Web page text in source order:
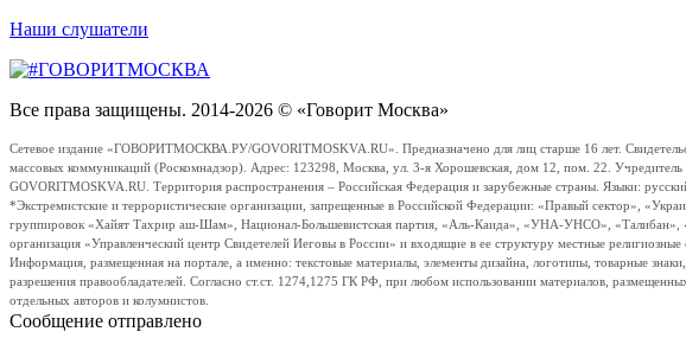
Наши слушатели
Все права защищены. 2014-2026 © «Говорит Москва»
Сетевое издание «ГОВОРИТМОСКВА.РУ/GOVORITMOSKVA.RU». Предназначено для лиц старше 16 лет.
массовых коммуникаций (Роскомнадзор). Адрес: 123298, Москва, ул. 3-я Хорошевская, дом 12, пом. 22.
GOVORITMOSKVA.RU. Территория распространения – Российская Федерация и зарубежные страны. Языки:
*Экстремистские и террористические организации, запрещенные в Российской Федерации: «Правый сектор»,
группировок «Хайят Тахрир аш-Шам», Национал-Большевистская партия, «Аль-Каида», «УНА-УНСО», «Талибан»,
организация «Управленческий центр Свидетелей Иеговы в России» и входящие в ее структуру местные религиозные
Информация, размещенная на портале, а именно: текстовые материалы, элементы дизайна, логотипы, товарные
разрешения правообладателей. Согласно ст.ст. 1274,1275 ГК РФ, при любом использовании материалов,
отдельных авторов и колумнистов.
Сообщение отправлено